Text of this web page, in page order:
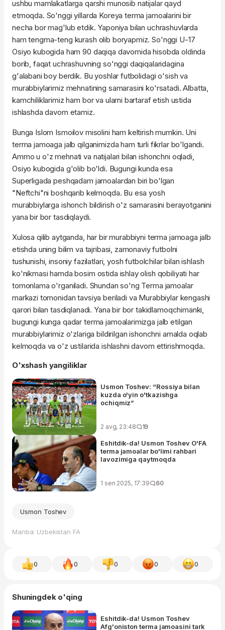
ushbu mamlakatlarga qarshi munosib natijalar qayd
etmoqda. So'nggi yillarda Koreya terma jamoalarini bir
necha bor mag'lub etdik. Yaponiya bilan uchrashuvlarda
ham tengma-teng kurash olib boryapmiz. So'nggi U-17
Osiyo kubogida ham 90 daqiqa davomida hisobda oldinda
borib, faqat uchrashuvning so'nggi daqiqalaridagina
g'alabani boy berdik. Bu yoshlar futbolidagi o'sish va
murabbiylarimiz mehnatining samarasini ko'rsatadi. Albatta,
kamchiliklarimiz ham bor va ularni bartaraf etish ustida
ishlashda davom etamiz.
Bunga Islom Ismoilov misolini ham keltirish mumkin. Uni
terma jamoaga jalb qilganimizda ham turli fikrlar bo'lgandi.
Ammo u o'z mehnati va natijalari bilan ishonchni oqladi,
Osiyo kubogida g'olib bo'ldi. Bugungi kunda esa
Superligada peshqadam jamoalardan biri bo'lgan
"Neftchi"ni boshqarib kelmoqda. Bu esa yosh
murabbiylarga ishonch bildirish o'z samarasini berayotganini
yana bir bor tasdiqlaydi.
Xulosa qilib aytganda, har bir murabbiyni terma jamoaga jalb
etishda uning bilim va tajribasi, zamonaviy futbolni
tushunishi, insoniy fazilatlari, yosh futbolchilar bilan ishlash
ko'nikmasi hamda bosim ostida ishlay olish qobiliyati har
tomonlama o'rganiladi. Shundan so'ng Terma jamoalar
markazi tomonidan tavsiya beriladi va Murabbiylar kengashi
qarori bilan tasdiqlanadi. Yana bir bor takidlamoqchimanki,
bugungi kunga qadar terma jamoalarimizga jalb etilgan
murabbiylarimiz o'zlariga bildirilgan ishonchni amalda oqlab
kelmoqda va o'z ustilarida ishlashni davom ettirishmoqda.
O'xshash yangiliklar
Usmon Toshev: “Rossiya bilan
kuzda o'yin o'tkazishga
ochiqmiz”
2 avg, 23:48 19
Eshitdik-da! Usmon Toshev O'FA
terma jamoalar bo'limi rahbari
lavozimiga qaytmoqda
1 sen 2025, 17:39 60
Usmon Toshev
Manba: Uzbekistan FA
0 0 0 0 0
Shuningdek o'qing
Eshitdik-da! Usmon Toshev
Afg'oniston terma jamoasini tark